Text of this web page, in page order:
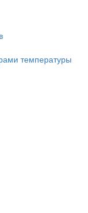
температуры